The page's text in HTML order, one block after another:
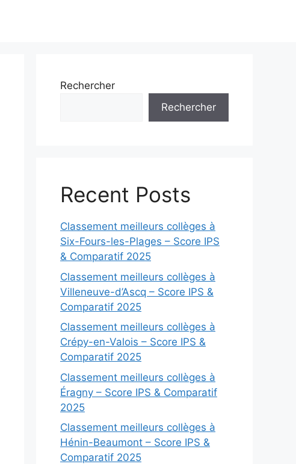
Rechercher
Rechercher
Recent Posts
Classement meilleurs collèges à
Six-Fours-les-Plages – Score IPS
& Comparatif 2025
Classement meilleurs collèges à
Villeneuve-d’Ascq – Score IPS &
Comparatif 2025
Classement meilleurs collèges à
Crépy-en-Valois – Score IPS &
Comparatif 2025
Classement meilleurs collèges à
Éragny – Score IPS & Comparatif
2025
Classement meilleurs collèges à
Hénin-Beaumont – Score IPS &
Comparatif 2025